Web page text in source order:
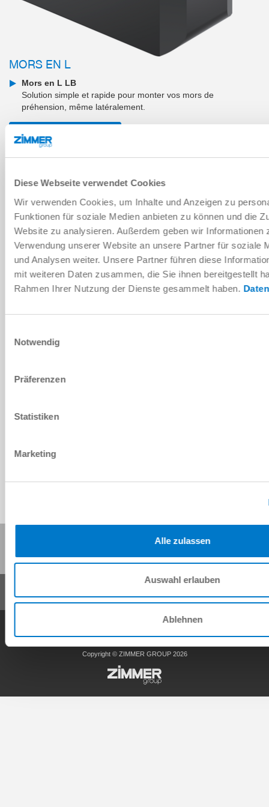
Diese Webseite verwendet Cookies
Wir verwenden Cookies, um Inhalte und Anzeigen zu
Funktionen für soziale Medien anbieten zu können und die
Website zu analysieren. Außerdem geben wir Informationen
Verwendung unserer Website an unsere Partner für soziale
und Analysen weiter. Unsere Partner führen diese
mit weiteren Daten zusammen, die Sie ihnen bereitgestellt
Rahmen Ihrer Nutzung der Dienste gesammelt haben.
Notwendig
Präferenzen
Statistiken
Marketing
Alle zulassen
Auswahl erlauben
Ablehnen
MORS EN L
Mors en L LB
Solution simple et rapide pour monter vos mors de
préhension, même latéralement.
Données techniques
TÉLÉCHARGEMENTS
Pièces détachées
Partager cette page :
Protection des données
Mentions légales
Contact
Copyright © ZIMMER GROUP 2026